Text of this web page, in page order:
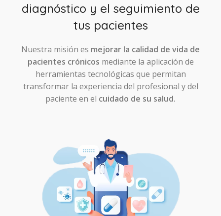
diagnóstico y el seguimiento de
tus pacientes
Nuestra misión es mejorar la calidad de vida de
pacientes crónicos mediante la aplicación de
herramientas tecnológicas que permitan
transformar la experiencia del profesional y del
paciente en el cuidado de su salud.